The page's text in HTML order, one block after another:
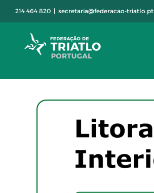
214 464 820 | secretaria@federacao-triatlo.pt